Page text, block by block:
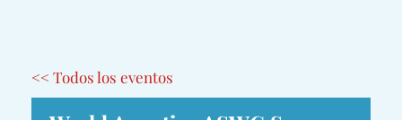
<< Todos los eventos